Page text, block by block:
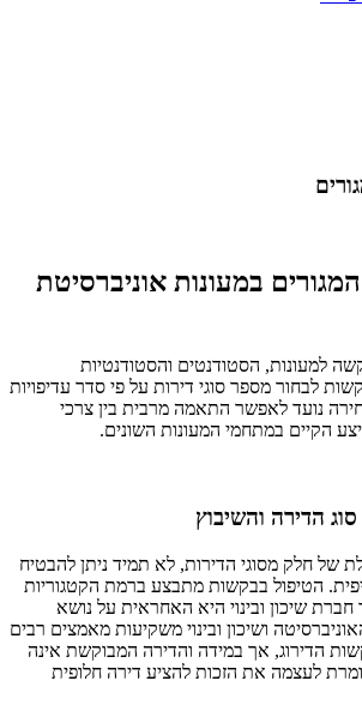
במעונות אוניברסיטת
למעונות, הסטודנטים והסטודנטיות
לבחור מספר סוגי דירות על פי סדר עדיפויות
נועד לאפשר התאמה מרבית בין צרכי
הקיים במתחמי המעונות השונים.
הדירה והשיבוץ
של חלק מסוגי הדירות, לא תמיד ניתן להבטיח
הטיפול בבקשות מתבצע ברמת הקטגוריות
שיכון ובינוי היא האחראית על נושא
ושיכון ובינוי משקיעות מאמצים רבים
הדירוג, אך במידה והדירה המבוקשת אינה
לעצמה את הזכות להציע דירה חלופית